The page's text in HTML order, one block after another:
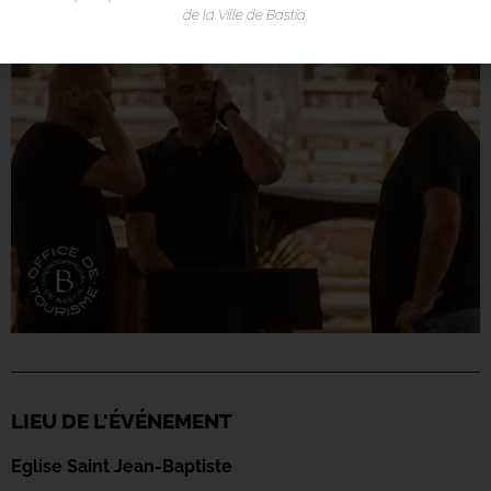
LIEU DE L'ÉVÉNEMENT
Eglise Saint Jean-Baptiste
de la Ville de Bastia.